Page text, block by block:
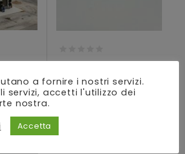
N
0
of
scala H0
3,00€
a fornire i nostri servizi.
servizi, accetti l'utilizzo dei
nostra.
Accetta